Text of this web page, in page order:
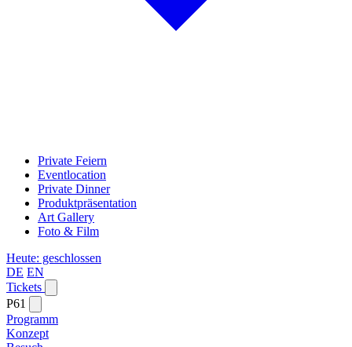
Private Feiern
Eventlocation
Private Dinner
Produktpräsentation
Art Gallery
Foto & Film
Heute: geschlossen
DE EN
Tickets
P61
Programm
Konzept